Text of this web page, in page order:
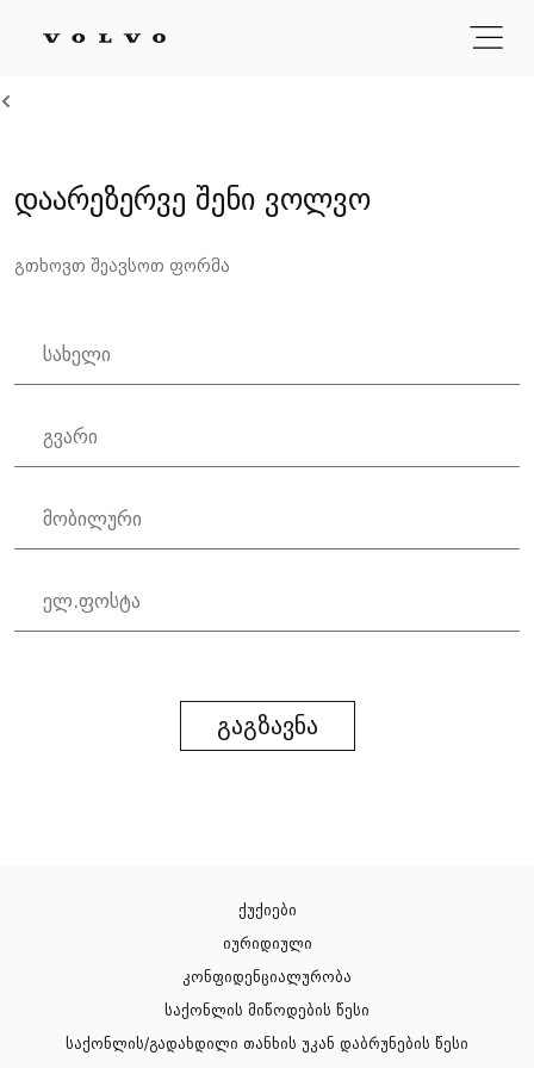
დაარეზერვე შენი ვოლვო
გთხოვთ შეავსოთ ფორმა
გაგზავნა
ქუქიები
იურიდიული
კონფიდენციალურობა
საქონლის მიწოდების წესი
საქონლის/გადახდილი თანხის უკან დაბრუნების წესი